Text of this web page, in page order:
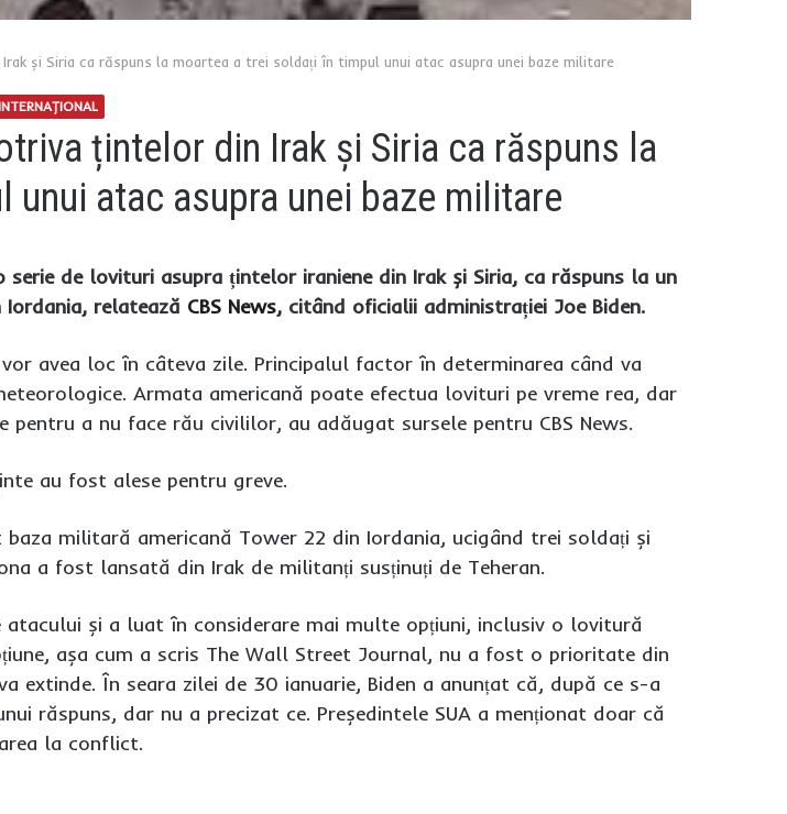
și Siria ca răspuns la moartea a trei soldați în timpul unui atac asupra unei baze militare
țintelor din Irak și Siria ca răspuns la
atac asupra unei baze militare
de lovituri asupra țintelor iraniene din Irak și Siria, ca răspuns la un
Iordania, relatează CBS News, citând oficialii administrației Joe Biden.
avea loc în câteva zile. Principalul factor în determinarea când va
Armata americană poate efectua lovituri pe vreme rea, dar
a nu face rău civililor, au adăugat sursele pentru CBS News.
au fost alese pentru greve.
militară americană Tower 22 din Iordania, ucigând trei soldați și
a fost lansată din Irak de militanți susținuți de Teheran.
și a luat în considerare mai multe opțiuni, inclusiv o lovitură
așa cum a scris The Wall Street Journal, nu a fost o prioritate din
extinde. În seara zilei de 30 ianuarie, Biden a anunțat că, după ce s-a
răspuns, dar nu a precizat ce. Președintele SUA a menționat doar că
la conflict.